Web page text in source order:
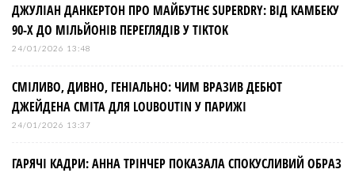
ДЖУЛІАН ДАНКЕРТОН ПРО МАЙБУТНЄ SUPERDRY: ВІД КАМБЕКУ
90-Х ДО МІЛЬЙОНІВ ПЕРЕГЛЯДІВ У TIKTOK
24/01/2026 13:48
СМІЛИВО, ДИВНО, ГЕНІАЛЬНО: ЧИМ ВРАЗИВ ДЕБЮТ
ДЖЕЙДЕНА СМІТА ДЛЯ LOUBOUTIN У ПАРИЖІ
24/01/2026 13:37
ГАРЯЧІ КАДРИ: АННА ТРІНЧЕР ПОКАЗАЛА СПОКУСЛИВИЙ ОБРАЗ